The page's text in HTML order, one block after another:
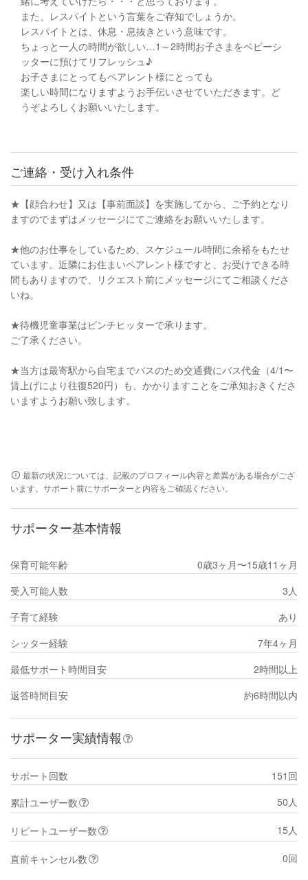
また、レスパイトという言葉をご存知でしょうか。
レスパイトとは、休息・息抜きという意味です。
ちょっと一人の時間が欲しい…1～2時間お子さまをベビーシ
ッターに預けてリフレッシュ♪
お子さまにとってもペアレント様にとっても
楽しい時間になりますようお手伝いさせていただきます。ど
うぞよろしくお願いいたします。
ご連絡・受け入れ条件
★【顔合わせ】又は【事前面談】を実施してから、ご予約となり
ますのでまずはメッセージにてご連絡をお願いいたします。
★他のお仕事をしているため、スケジュール時間に余裕をもたせ
ています。近隣にお住まいペアレント様ですと、お受けできる時
間もありますので、リクエスト前にメッセージにてご相談くださ
いね。
★待機児童事業はピンチヒッターで承ります。
ご了承ください。
★当方は最寄駅から自宅までバスのため交通費にバス代金（4/1〜
賃上げにより往復520円）も、かかりますことをご承知おきくださ
いますようお願い致します。
最新の状況については、記載のプロフィール内容と差異がある場合がござ
います。サポート前にサポーターと内容をご確認ください。
サポーター基本情報
保育可能年齢
0歳3ヶ月〜15歳11ヶ月
受入可能人数
3人
子育て経験
あり
シッター経験
7年4ヶ月
最低サポート時間目安
2時間以上
返答時間目安
約6時間以内
サポーター実績情報
サポート回数
151回
累計ユーザー数
50人
リピートユーザー数 15人
直前キャンセル数 0回